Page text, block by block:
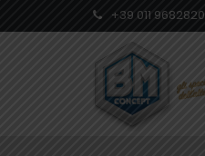
+39 011 9682820